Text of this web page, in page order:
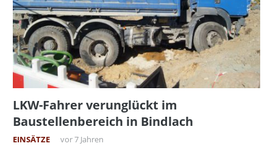
LKW-Fahrer verunglückt im
Baustellenbereich in Bindlach
EINSÄTZE vor 7 Jahren